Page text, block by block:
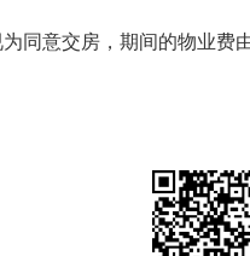
同意交房，期间的物业费